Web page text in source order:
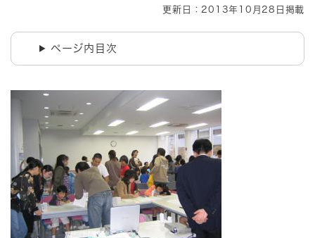
更新日：2013年10月28日掲載
ページ内目次